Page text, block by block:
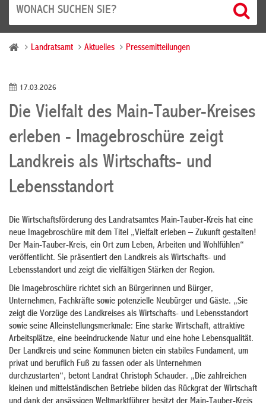
Landratsamt Aktuelles Pressemitteilungen
17.03.2026
Die Vielfalt des Main-Tauber-Kreises
erleben - Imagebroschüre zeigt
Landkreis als Wirtschafts- und
Lebensstandort
Die Wirtschaftsförderung des Landratsamtes Main-Tauber-Kreis hat eine
neue Imagebroschüre mit dem Titel „Vielfalt erleben – Zukunft gestalten!
Der Main-Tauber-Kreis, ein Ort zum Leben, Arbeiten und Wohlfühlen“
veröffentlicht. Sie präsentiert den Landkreis als Wirtschafts- und
Lebensstandort und zeigt die vielfältigen Stärken der Region.
Die Imagebroschüre richtet sich an Bürgerinnen und Bürger,
Unternehmen, Fachkräfte sowie potenzielle Neubürger und Gäste. „Sie
zeigt die Vorzüge des Landkreises als Wirtschafts- und Lebensstandort
sowie seine Alleinstellungsmerkmale: Eine starke Wirtschaft, attraktive
Arbeitsplätze, eine beeindruckende Natur und eine hohe Lebensqualität.
Der Landkreis und seine Kommunen bieten ein stabiles Fundament, um
privat und beruflich Fuß zu fassen oder als Unternehmen
durchzustarten“, betont Landrat Christoph Schauder. „Die zahlreichen
kleinen und mittelständischen Betriebe bilden das Rückgrat der Wirtschaft